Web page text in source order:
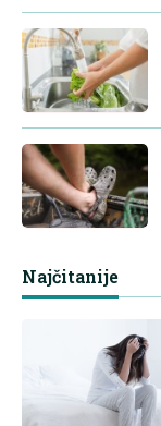
Najčitanije